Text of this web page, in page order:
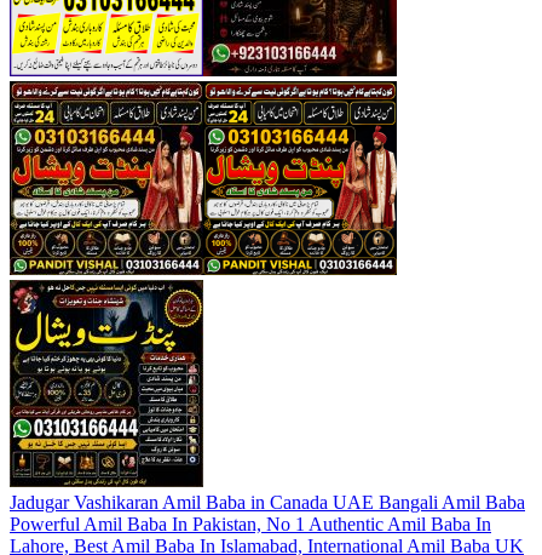
Jadugar Vashikaran Amil Baba in Canada UAE Bangali Amil Baba
Powerful Amil Baba In Pakistan, No 1 Authentic Amil Baba In
Lahore, Best Amil Baba In Islamabad, International Amil Baba UK